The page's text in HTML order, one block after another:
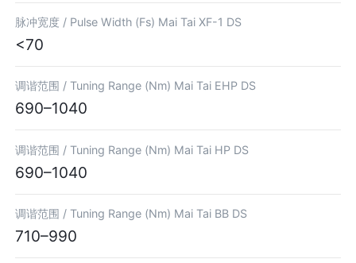
脉冲宽度 / Pulse Width (Fs) Mai Tai XF-1 DS
<70
调谐范围 /Tuning Range (Nm) Mai Tai EHP DS
690–1040
调谐范围 /Tuning Range (Nm) Mai Tai HP DS
690–1040
调谐范围 /Tuning Range (Nm) Mai Tai BB DS
710–990